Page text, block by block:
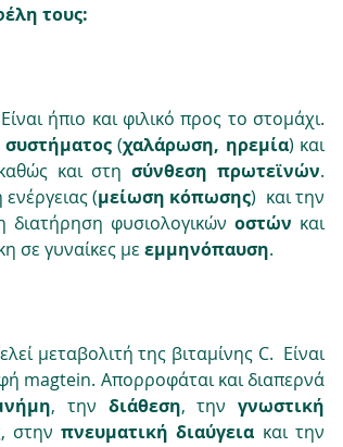
τους:
ήπιο και φιλικό προς το στομάχι.
συστήματος (χαλάρωση, ηρεμία) και
και στη σύνθεση πρωτεϊνών.
(μείωση κόπωσης
διατήρηση φυσιολογικών οστών
και
σε γυναίκες με εμμηνόπαυση.
μεταβολιτή της βιταμίνης C.  Είναι
magtein. Απορροφάται και διαπερνά
, την διάθεση, την γνωστική
στην πνευματική διαύγεια